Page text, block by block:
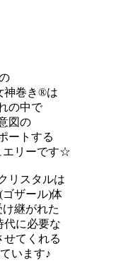
神巻き®は
の中で
図の
ートする
エリーです☆
リスタルは
ザール)体
継がれた
代に必要な
てくれる
います♪